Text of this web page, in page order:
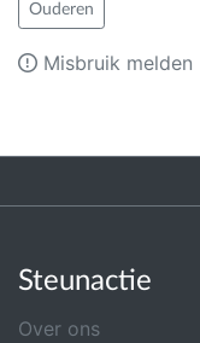
Ouderen
Misbruik melden
Steunactie
Over ons